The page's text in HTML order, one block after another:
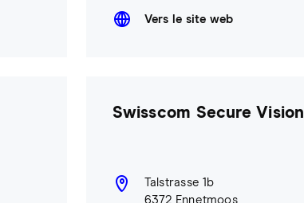
Vers le site web
Swisscom Secure Vision
Talstrasse 1b
6372 Ennetmoos